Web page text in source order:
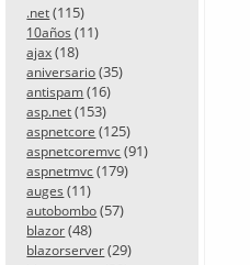
.net (115)
10años (11)
ajax (18)
aniversario (35)
antispam (16)
asp.net (153)
aspnetcore (125)
aspnetcoremvc (91)
aspnetmvc (179)
auges (11)
autobombo (57)
blazor (48)
blazorserver (29)